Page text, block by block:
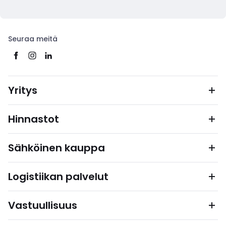
Seuraa meitä
Yritys
Hinnastot
Sähköinen kauppa
Logistiikan palvelut
Vastuullisuus